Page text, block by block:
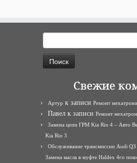
Свежие
Артур к записи Ремонт
Павел к записи Ремонт
Замена цепи ГРМ Kia Rio 4 – Авто
Kia Rio 3
Обслуживание трансмиссии Audi
Замена масла в муфте Haldex 4го